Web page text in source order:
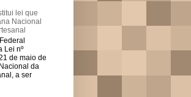
lei que
Nacional
Lei nº
de maio de
da
a ser